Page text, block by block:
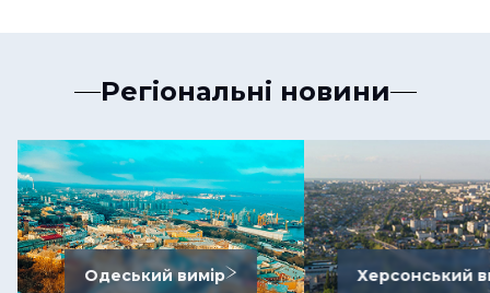
Регіональні новини
Одеський вимір Херсонський